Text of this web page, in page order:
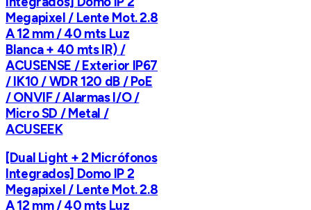
Megapixel / Lente Mot. 2.8
A 12 mm / 40 mts Luz
Blanca + 40 mts IR) /
ACUSENSE / Exterior IP67
/ IK10 / WDR 120 dB / PoE
/ ONVIF / Alarmas I/O /
Micro SD / Metal /
ACUSEEK
[Dual Light + 2 Micrófonos
Integrados] Domo IP 2
Megapixel / Lente Mot. 2.8
A 12 mm / 40 mts Luz